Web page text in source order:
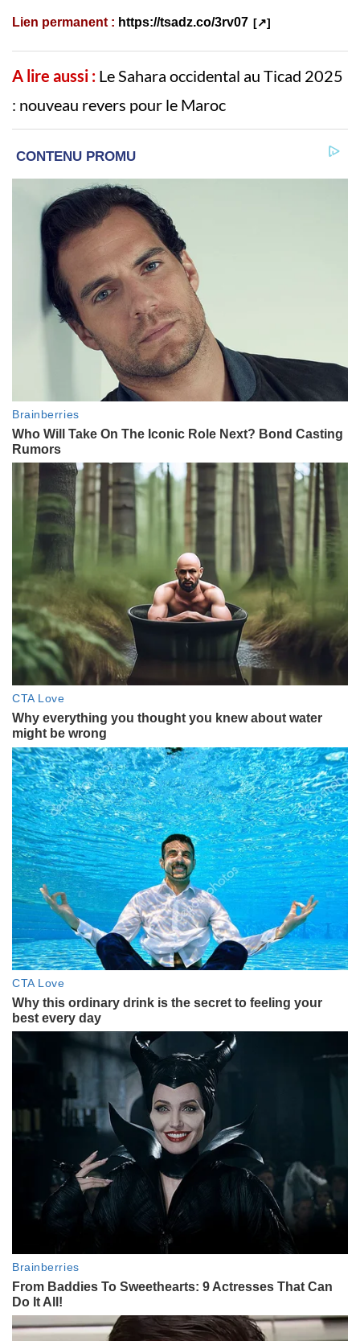
Lien permanent : https://tsadz.co/3rv07
A lire aussi : Le Sahara occidental au Ticad 2025
: nouveau revers pour le Maroc